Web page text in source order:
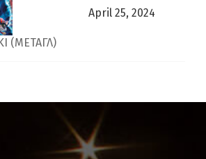
(ΜΕΤΑΓΛ)
April 25, 2024